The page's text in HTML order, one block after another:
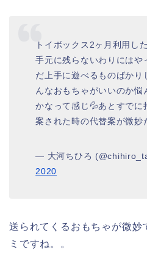
トイボックス2ヶ月利用し
手元に残らないわりにはや
だ上手に遊べるものばか
んなおもちゃがいいのか悩
かなって感じ💦あとすでに
案された時の代替案が微妙
— 大河ちひろ
2020
送られてくるおもちゃが微妙
ミですね。。